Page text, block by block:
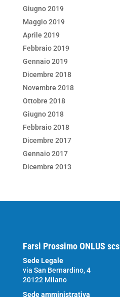
Giugno 2019
Maggio 2019
Aprile 2019
Febbraio 2019
Gennaio 2019
Dicembre 2018
Novembre 2018
Ottobre 2018
Giugno 2018
Febbraio 2018
Dicembre 2017
Gennaio 2017
Dicembre 2013
Farsi Prossimo ONLUS scs
Sede Legale
via San Bernardino, 4
20122 Milano
Sede amministrativa